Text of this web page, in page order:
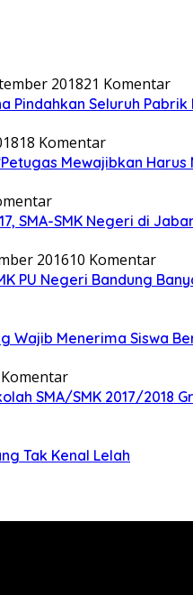
201821 Komentar
Pindahkan Seluruh
18 Komentar
Mewajibkan
SMA-SMK Negeri di
201610 Komentar
PU Negeri Bandung
Wajib Menerima Siswa
SMA/SMK 2017/2018
Tak Kenal Lelah